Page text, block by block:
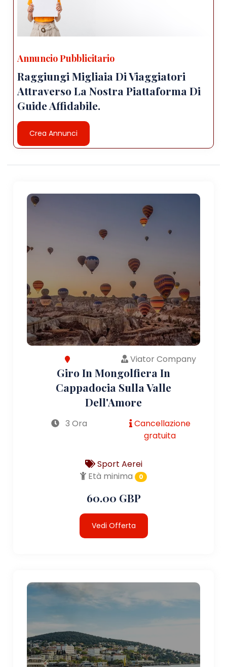
Annuncio Pubblicitario
Raggiungi Migliaia Di Viaggiatori
Attraverso La Nostra Piattaforma Di
Guide Affidabile.
Crea Annunci
Viator Company
Giro In Mongolfiera In
Cappadocia Sulla Valle
Dell'Amore
3 Ora
Cancellazione
gratuita
Sport Aerei
Età minima
0
60.00 GBP
Vedi Offerta